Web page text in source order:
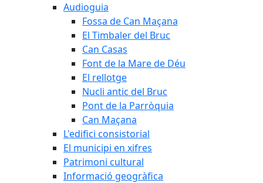
Audioguia
Fossa de Can Maçana
El Timbaler del Bruc
Can Casas
Font de la Mare de Déu
El rellotge
Nucli antic del Bruc
Pont de la Parròquia
Can Maçana
L'edifici consistorial
El municipi en xifres
Patrimoni cultural
Informació geogràfica